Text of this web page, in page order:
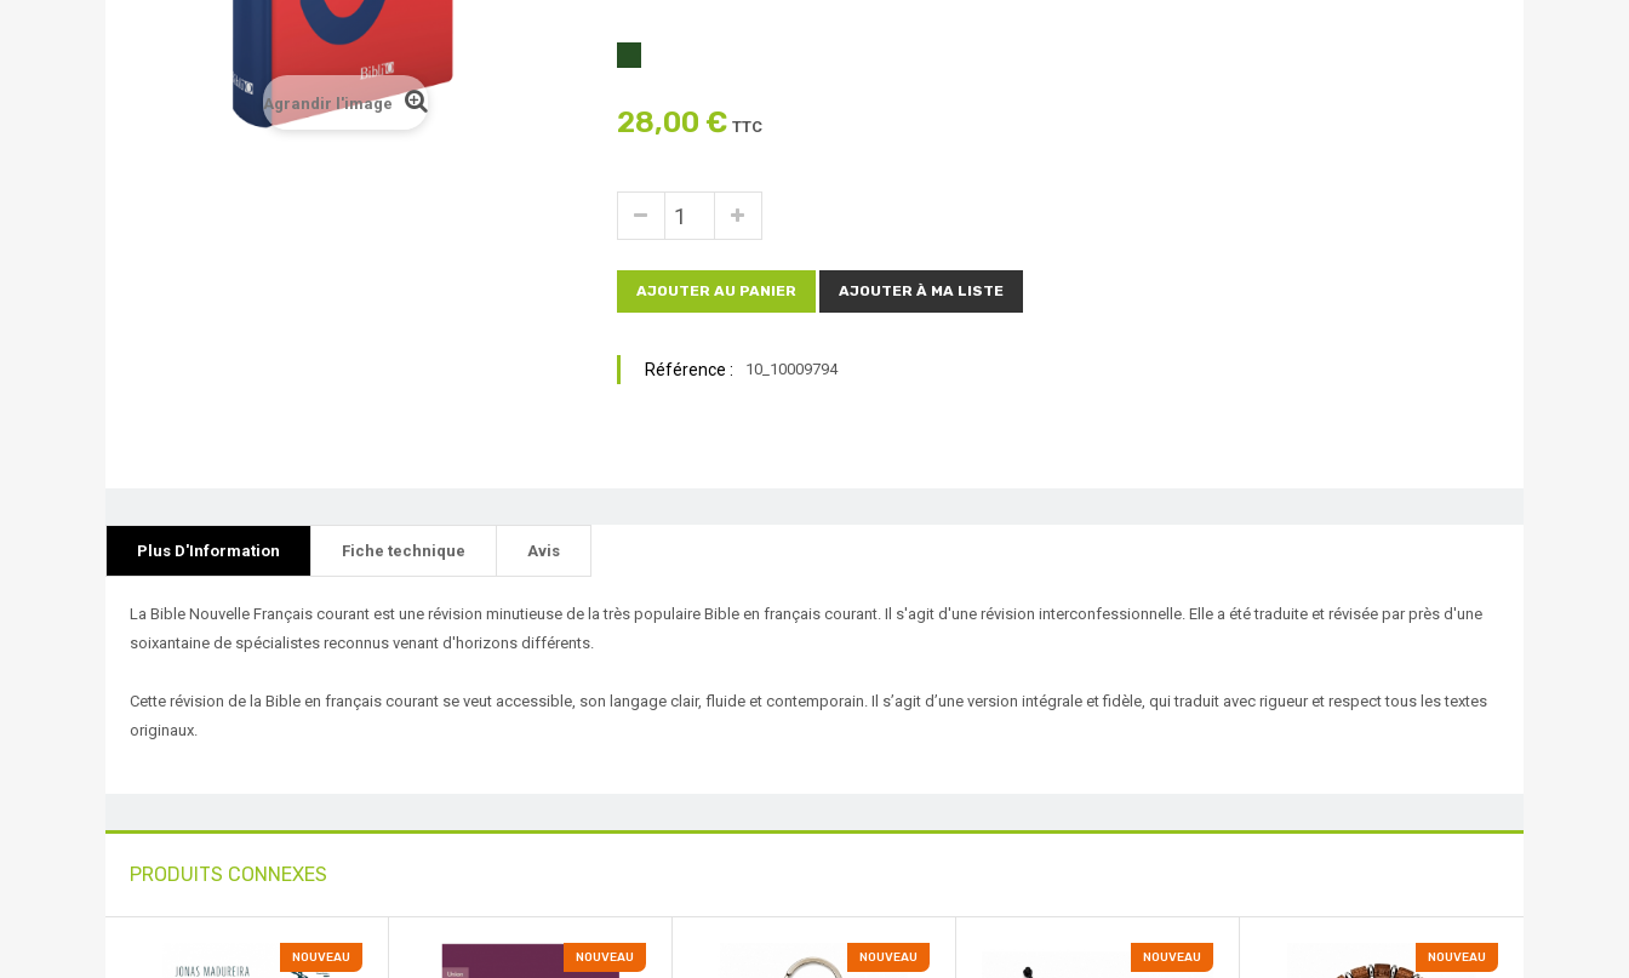
Agrandir l'image
28,00 € TTC
AJOUTER AU PANIER AJOUTER À MA LISTE
Référence : 10_10009794
Plus D'Information Fiche technique Avis
La Bible Nouvelle Français courant est une révision minutieuse de la très populaire Bible en français courant. Il s'agit d'une révision interconfessionnelle. Elle a été traduite et révisée par près d'une
soixantaine de spécialistes reconnus venant d'horizons différents.
Cette révision de la Bible en français courant se veut accessible, son langage clair, fluide et contemporain. Il s’agit d’une version intégrale et fidèle, qui traduit avec rigueur et respect tous les textes
originaux.
PRODUITS CONNEXES
NOUVEAU NOUVEAU NOUVEAU NOUVEAU NOUVEAU